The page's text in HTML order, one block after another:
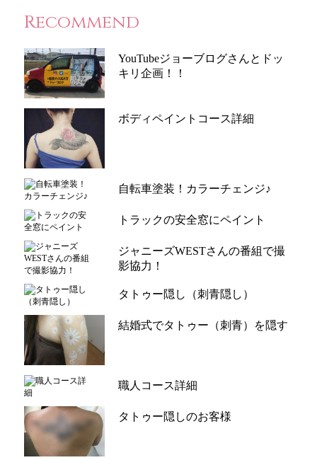
Recommend
YouTubeジョーブログさんとドッ
キリ企画！！
ボディペイントコース詳細
自転車塗装！カラーチェンジ♪
トラックの安全窓にペイント
ジャニーズWESTさんの番組で撮
影協力！
タトゥー隠し（刺青隠し）
結婚式でタトゥー（刺青）を隠す
職人コース詳細
タトゥー隠しのお客様